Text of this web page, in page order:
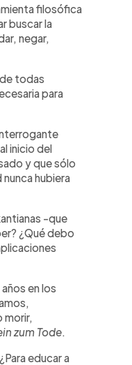
filosófica
buscar la
negar,
todas
para
inicio del
y que sólo
hubiera
-que
¿Qué debo
en los
morir,
zum Tode.
educar a